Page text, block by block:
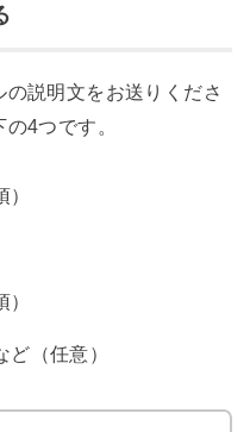
説明文をお送りくださ
4つです。
（任意）